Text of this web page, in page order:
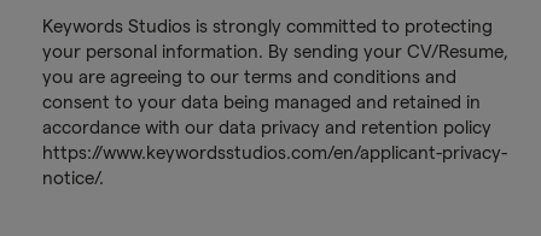
Keywords Studios is strongly committed to protecting
your personal information. By sending your CV/Resume,
you are agreeing to our terms and conditions and
consent to your data being managed and retained in
accordance with our data privacy and retention policy
https://www.keywordsstudios.com/en/applicant-privacy-
notice/.